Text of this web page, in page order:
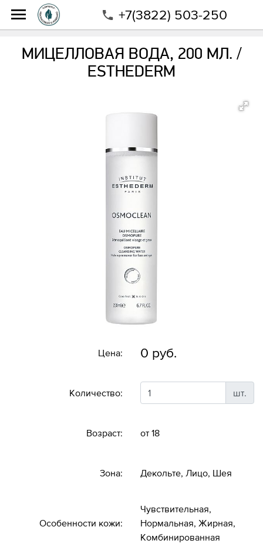
+7(3822) 503-250
Мицелловая вода, 200 мл. / ESTHEDERM
МИЦЕЛЛОВАЯ ВОДА, 200 МЛ. /
ESTHEDERM
Цена: 0 руб.
Количество: шт.
Возраст: от 18
Зона: Декольте, Лицо, Шея
Особенности кожи:
Чувствительная,
Нормальная, Жирная,
Комбинированная